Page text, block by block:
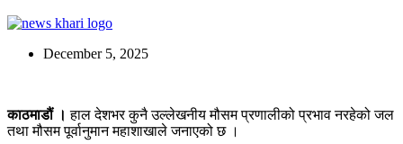
December 5, 2025
काठमाडौं । हाल देशभर कुनै उल्लेखनीय मौसम प्रणालीको प्रभाव नरहेको जल
तथा मौसम पूर्वानुमान महाशाखाले जनाएको छ ।